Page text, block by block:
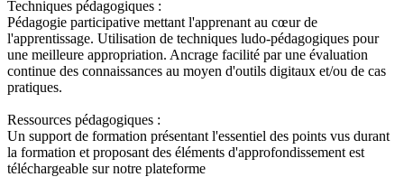
Techniques pédagogiques :
Pédagogie participative mettant l'apprenant au cœur de
l'apprentissage. Utilisation de techniques ludo-pédagogiques pour
une meilleure appropriation. Ancrage facilité par une évaluation
continue des connaissances au moyen d'outils digitaux et/ou de cas
pratiques.
Ressources pédagogiques :
Un support de formation présentant l'essentiel des points vus durant
la formation et proposant des éléments d'approfondissement est
téléchargeable sur notre plateforme